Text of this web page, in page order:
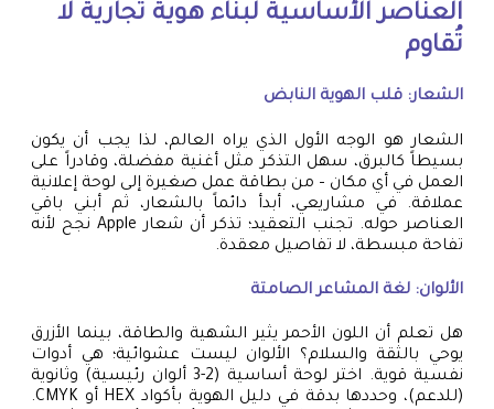
العناصر الأساسية لبناء هوية تجارية لا
تُقاوم
الشعار: قلب الهوية النابض
الشعار هو الوجه الأول الذي يراه العالم، لذا يجب أن يكون
بسيطاً كالبرق، سهل التذكر مثل أغنية مفضلة، وقادراً على
العمل في أي مكان – من بطاقة عمل صغيرة إلى لوحة إعلانية
عملاقة. في مشاريعي، أبدأ دائماً بالشعار، ثم أبني باقي
العناصر حوله. تجنب التعقيد؛ تذكر أن شعار Apple نجح لأنه
تفاحة مبسطة، لا تفاصيل معقدة.
الألوان: لغة المشاعر الصامتة
هل تعلم أن اللون الأحمر يثير الشهية والطاقة، بينما الأزرق
يوحي بالثقة والسلام؟ الألوان ليست عشوائية؛ هي أدوات
نفسية قوية. اختر لوحة أساسية (2-3 ألوان رئيسية) وثانوية
(للدعم)، وحددها بدقة في دليل الهوية بأكواد HEX أو CMYK.